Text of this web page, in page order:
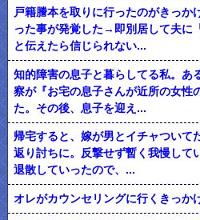
戸籍謄本を取りに行ったのがきっか
った事が発覚した→即別居して夫に
と伝えたら信じられない...
知的障害の息子と暮らしてる私。あ
察が『お宅の息子さんが近所の女性
た。その後、息子を迎え...
帰宅すると、嫁が男とイチャついて
返り討ちに。反撃せず暫く我慢して
退散していったので、...
オレがカウンセリングに行くきっか